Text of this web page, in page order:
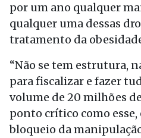
por um ano qualquer
qualquer uma dessas
tratamento da
“Não se tem estrutura,
para fiscalizar e fazer
volume de 20 milhões
ponto crítico como
bloqueio da